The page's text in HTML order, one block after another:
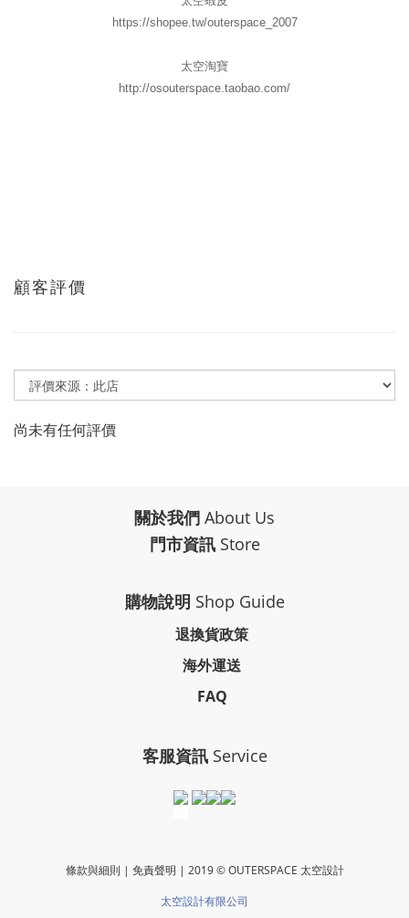
https://shopee.tw/outerspace_2007
太空淘寶
http://osouterspace.taobao.com/
顧客評價
尚未有任何評價
關於我們 About Us
門市資訊 Store
購物說明 Shop Guide
退換貨政策
海外運送
FAQ
客服資訊 Service
條款與細則 | 免責聲明 | 2019 © OUTERSPACE 太空設計
太空設計有限公司